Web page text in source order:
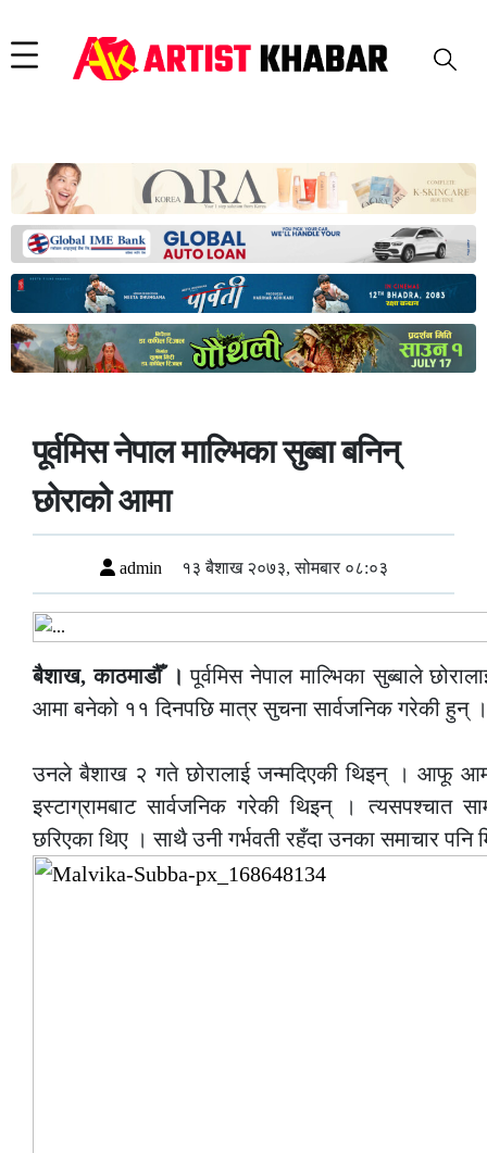
पूर्वमिस नेपाल माल्भिका सुब्बा बनिन्
छोराको आमा
admin १३ बैशाख २०७३, सोमबार ०८:०३
बैशाख, काठमाडौँ । पूर्वमिस नेपाल माल्भिका सुब्बाले
आमा बनेको ११ दिनपछि मात्र सुचना सार्वजनिक गरेकी हुन् ।
उनले बैशाख २ गते छोरालाई जन्मदिएकी थिइन् । आफू
इस्टाग्रामबाट सार्वजनिक गरेकी थिइन् । त्यसपश्चात
छरिएका थिए । साथै उनी गर्भवती रहँदा उनका समाचार पनि